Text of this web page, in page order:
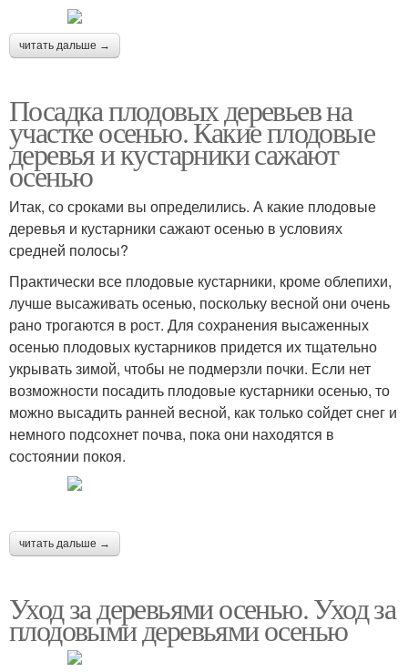
читать дальше →
Посадка плодовых деревьев на
участке осенью. Какие плодовые
деревья и кустарники сажают
осенью
Итак, со сроками вы определились. А какие плодовые
деревья и кустарники сажают осенью в условиях
средней полосы?
Практически все плодовые кустарники, кроме облепихи,
лучше высаживать осенью, поскольку весной они очень
рано трогаются в рост. Для сохранения высаженных
осенью плодовых кустарников придется их тщательно
укрывать зимой, чтобы не подмерзли почки. Если нет
возможности посадить плодовые кустарники осенью, то
можно высадить ранней весной, как только сойдет снег и
немного подсохнет почва, пока они находятся в
состоянии покоя.
читать дальше →
Уход за деревьями осенью. Уход за
плодовыми деревьями осенью